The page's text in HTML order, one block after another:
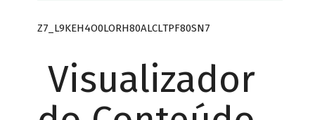
Z7_L9KEH4O0LORH80ALCLTPF80SN7
Visualizador